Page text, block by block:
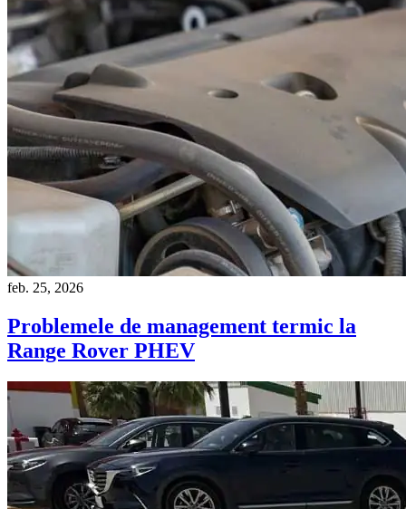
feb. 25, 2026
Problemele de management termic la
Range Rover PHEV